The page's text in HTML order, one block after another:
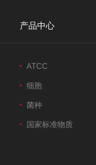
产品中心
ATCC
细胞
菌种
国家标准物质